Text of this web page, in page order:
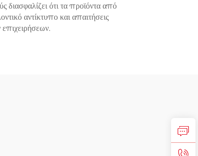
ότι τα προϊόντα από
αντίκτυπο και απαιτήσεις